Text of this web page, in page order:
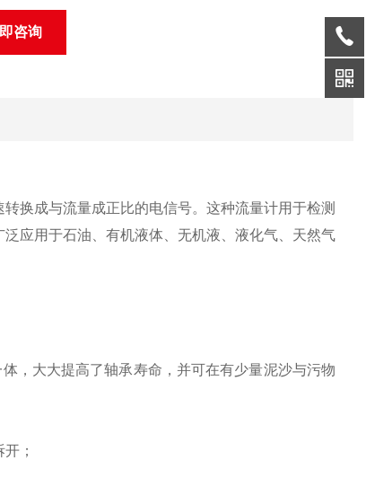
咨询
换成与流量成正比的电信号。这种流量计用于检测
泛应用于石油、有机液体、无机液、液化气、天然气
，大大提高了轴承寿命，并可在有少量泥沙与污物
开；